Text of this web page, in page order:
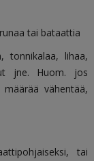
tai bataattia
tonnikalaa, lihaa,
jne. Huom. jos
vähentää,
tai